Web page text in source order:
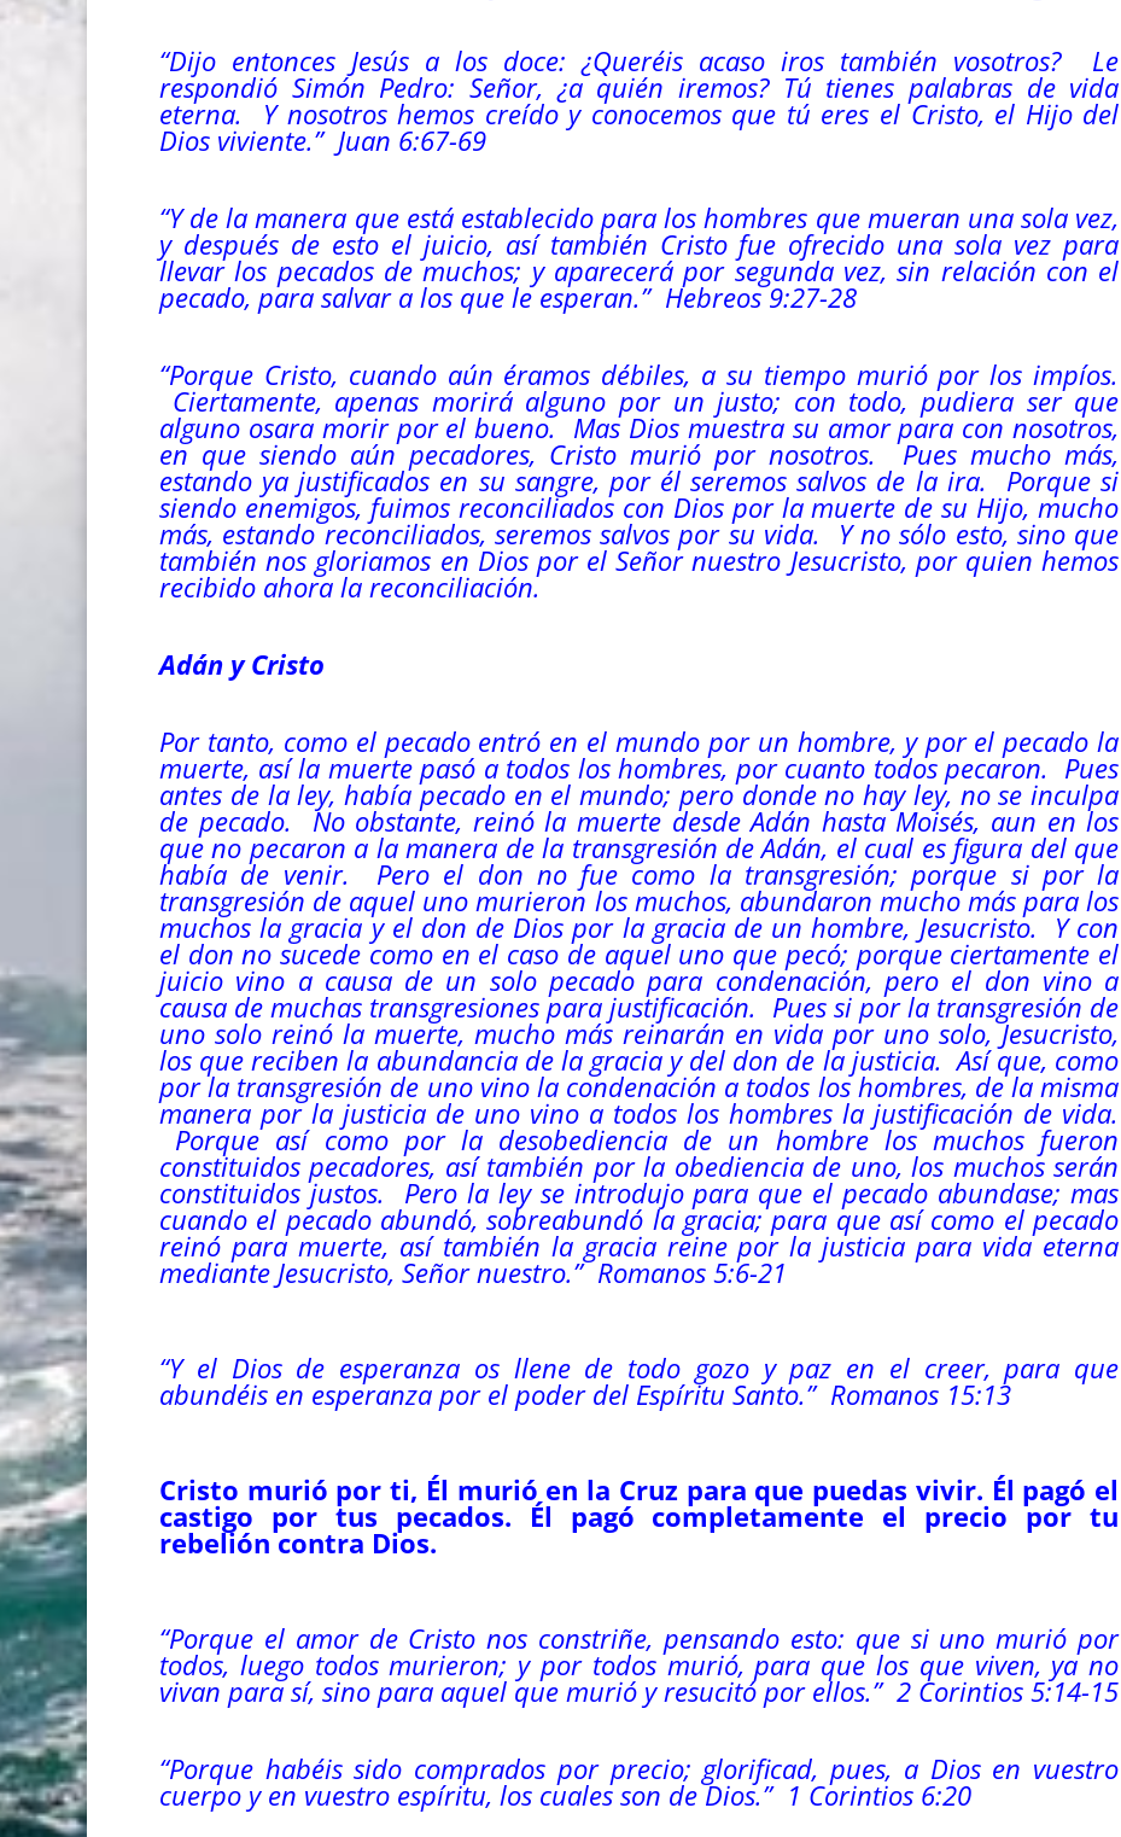
“Dijo entonces Jesús a los doce: ¿Queréis acaso iros también vosotros? Le
respondió Simón Pedro: Señor, ¿a quién iremos? Tú tienes palabras de vida
eterna. Y nosotros hemos creído y conocemos que tú eres el Cristo, el Hijo del
Dios viviente.” Juan 6:67-69
“Y de la manera que está establecido para los hombres que mueran una sola vez,
y después de esto el juicio, así también Cristo fue ofrecido una sola vez para
llevar los pecados de muchos; y aparecerá por segunda vez, sin relación con el
pecado, para salvar a los que le esperan.” Hebreos 9:27-28
“Porque Cristo, cuando aún éramos débiles, a su tiempo murió por los impíos.
Ciertamente, apenas morirá alguno por un justo; con todo, pudiera ser que
alguno osara morir por el bueno. Mas Dios muestra su amor para con nosotros,
en que siendo aún pecadores, Cristo murió por nosotros. Pues mucho más,
estando ya justificados en su sangre, por él seremos salvos de la ira. Porque si
siendo enemigos, fuimos reconciliados con Dios por la muerte de su Hijo, mucho
más, estando reconciliados, seremos salvos por su vida. Y no sólo esto, sino que
también nos gloriamos en Dios por el Señor nuestro Jesucristo, por quien hemos
recibido ahora la reconciliación.
Adán y Cristo
Por tanto, como el pecado entró en el mundo por un hombre, y por el pecado la
muerte, así la muerte pasó a todos los hombres, por cuanto todos pecaron. Pues
antes de la ley, había pecado en el mundo; pero donde no hay ley, no se inculpa
de pecado. No obstante, reinó la muerte desde Adán hasta Moisés, aun en los
que no pecaron a la manera de la transgresión de Adán, el cual es figura delque
había de venir. Pero el don no fue como la transgresión; porque si por la
transgresión de aquel uno murieron los muchos, abundaron mucho más para los
muchos la gracia y el don de Dios por la gracia de un hombre, Jesucristo. Y con
el don no sucede como en el caso de aquel uno que pecó; porque ciertamente el
juicio vino a causa de un solo pecado para condenación, pero el don vino a
causa de muchas transgresiones para justificación. Pues si por la transgresión de
uno solo reinó la muerte, mucho más reinarán en vida por uno solo, Jesucristo,
los que reciben la abundancia de la gracia y del don de la justicia. Así que, como
por la transgresión de uno vino la condenación a todos los hombres, de la misma
manera por la justicia de uno vino a todos los hombres la justificación de vida.
Porque así como por la desobediencia de un hombre los muchos fueron
constituidos pecadores, así también por la obediencia de uno, los muchos serán
constituidos justos. Pero la ley se introdujo para que el pecado abundase; mas
cuando el pecado abundó, sobreabundó la gracia; para que así como el pecado
reinó para muerte, así también la gracia reine por la justicia para vida eterna
mediante Jesucristo, Señor nuestro.” Romanos 5:6-21
“Y el Dios de esperanza os llene de todo gozo y paz en el creer, para que
abundéis en esperanza por el poder del Espíritu Santo.” Romanos 15:13
Cristo murió por ti, Él murió en la Cruz para que puedas vivir. Él pagó el
castigo por tus pecados. Él pagó completamente el precio por tu
rebelión contra Dios.
“Porque el amor de Cristo nos constriñe, pensando esto: que si uno murió por
todos, luego todos murieron; y por todos murió, para que los que viven, ya no
vivan para sí, sino para aquel que murió y resucitó por ellos.” 2 Corintios 5:14-15
“Porque habéis sido comprados por precio; glorificad, pues, a Dios en vuestro
cuerpo y en vuestro espíritu, los cuales son de Dios.” 1 Corintios 6:20